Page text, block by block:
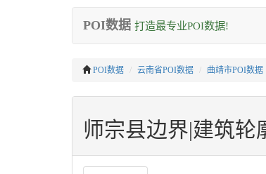
POI数据 打造最专业POI数据!
POI数据 云南省POI数据 曲靖市POI数据
师宗县边界|建筑轮